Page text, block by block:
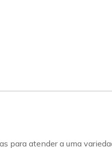
para atender a uma